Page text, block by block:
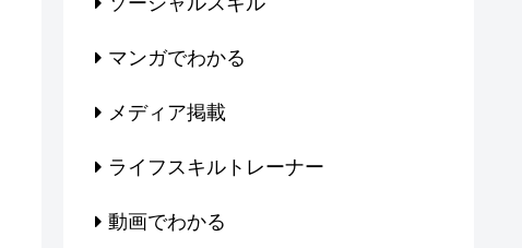
マンガでわかる
メディア掲載
ライフスキルトレーナー
動画でわかる